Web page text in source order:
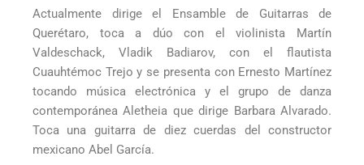
Actualmente dirige el Ensamble de Guitarras de
Querétaro, toca a dúo con el violinista Martín
Valdeschack, Vladik Badiarov, con el flautista
Cuauhtémoc Trejo y se presenta con Ernesto Martínez
tocando música electrónica y el grupo de danza
contemporánea Aletheia que dirige Barbara Alvarado.
Toca una guitarra de diez cuerdas del constructor
mexicano Abel García.